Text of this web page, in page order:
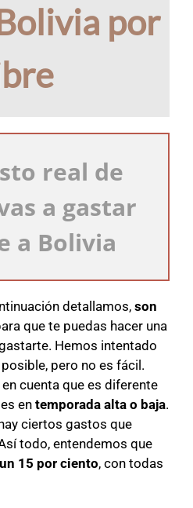
por
real de
a gastar
a Bolivia
detallamos, son
que te puedas hacer una
Hemos intentado
pero no es fácil.
cuenta que es diferente
en temporada alta o baja.
ciertos gastos que
todo, entendemos que
15 por ciento, con todas